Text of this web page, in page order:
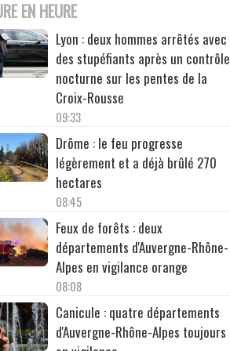
EN HEURE
Lyon : deux hommes arrêtés avec
des stupéfiants après un contrôle
nocturne sur les pentes de la
Croix-Rousse
09:33
Drôme : le feu progresse
légèrement et a déjà brûlé 270
hectares
08:45
Feux de forêts : deux
départements d'Auvergne-Rhône-
Alpes en vigilance orange
08:08
Canicule : quatre départements
d'Auvergne-Rhône-Alpes toujours